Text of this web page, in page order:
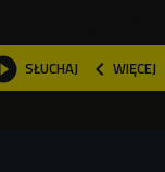
SŁUCHAJ  WIĘCEJ
